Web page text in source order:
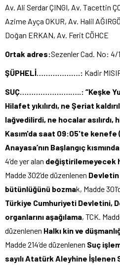
Av. Ali Serdar ÇINGI, Av. Tacettin
Azime Ayça OKUR, Av. Halil
Doğan ERKAN, Av. Ferit CÖHCE
Ortak adres:Sezenler Cad. No: 4/
ŞÜPHELİ……………….: Kadir
SUÇ………………….…..: “Keşke
Hilafet yıkılırdı, ne Şeriat
lağvedilirdi, ne hocalar asılırdı,
Kasım'da saat 09:05'te
Anayasa’nın Başlangıç
4’de yer alan değiştirilemeyecek
Madde 302’de düzenlenen
bütünlüğünü bozmak, Madde
Türkiye Cumhuriyeti Devletini,
organlarını aşağılama, TCK.
düzenlenen Halkı kin ve
Madde 214’de düzenlenen Suç
sayılı Atatürk Aleyhine İşlenen